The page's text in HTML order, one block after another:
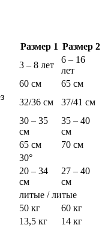
Размер 1 Размер 2
3 – 8 лет
6 – 16
лет
60 см
65 см
32/36 см 37/41 см
30 – 35
см
35 – 40
см
65 см
70 см
30°
20 – 34
см
27 – 40
см
литые / литые
50 кг
60 кг
13,5 кг
14 кг